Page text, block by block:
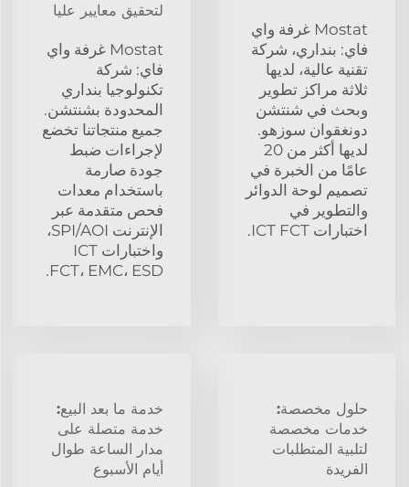
Mostat غرفة واي
فاي: بنداري، شركة
تقنية عالية، لديها
ثلاثة مراكز تطوير
وبحث في شنتشن
دونغقوان سوزهو.
لديها أكثر من 20
عامًا من الخبرة في
تصميم لوحة الدوائر
والتطوير في
اختبارات ICT FCT.
لتحقيق معايير عليا
Mostat غرفة واي
فاي: شركة
تكنولوجيا بنداري
المحدودة بشنتشن.
جميع منتجاتنا تخضع
لإجراءات ضبط
جودة صارمة
باستخدام معدات
فحص متقدمة عبر
الإنترنت SPI/AOI،
واختبارات ICT
FCT، EMC، ESD.
حلول مخصصة:
خدمات مخصصة
لتلبية المتطلبات
الفريدة
خدمة ما بعد البيع:
خدمة متصلة على
مدار الساعة طوال
أيام الأسبوع